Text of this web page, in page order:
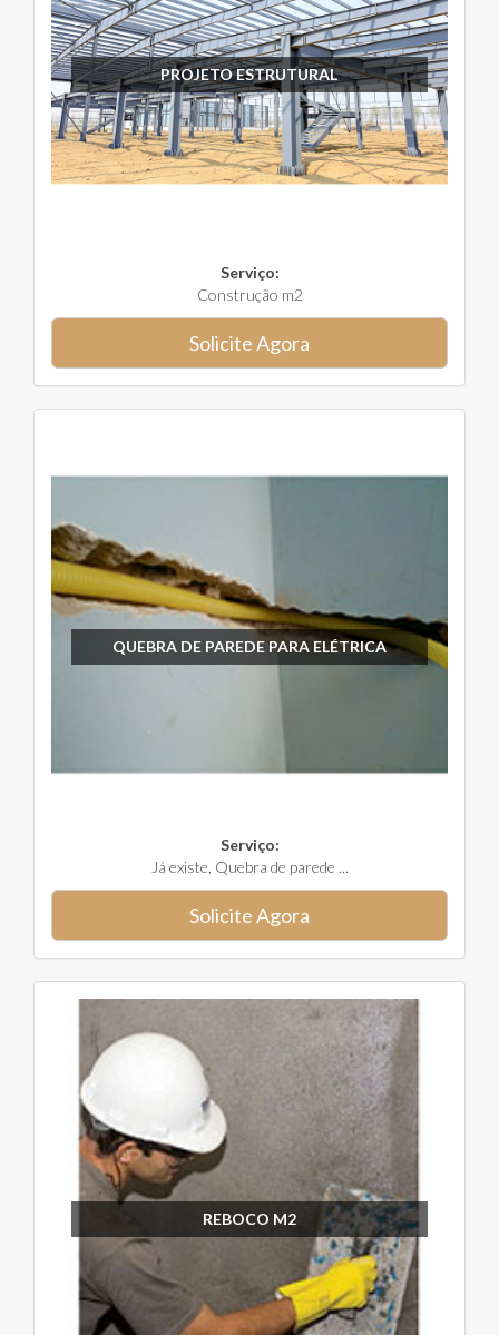
PROJETO ESTRUTURAL
Serviço:
Construção m2
Solicite Agora
QUEBRA DE PAREDE PARA ELÉTRICA
Serviço:
Já existe, Quebra de parede ...
Solicite Agora
REBOCO M2